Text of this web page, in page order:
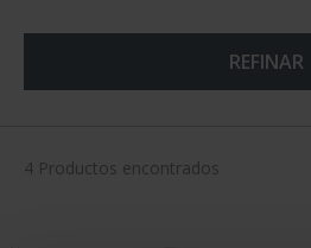
REFINAR
4 Productos encontrados